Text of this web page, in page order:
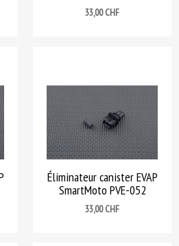
Prix
33,00 CHF
Éliminateur canister EVAP
SmartMoto PVE-052
Prix
33,00 CHF